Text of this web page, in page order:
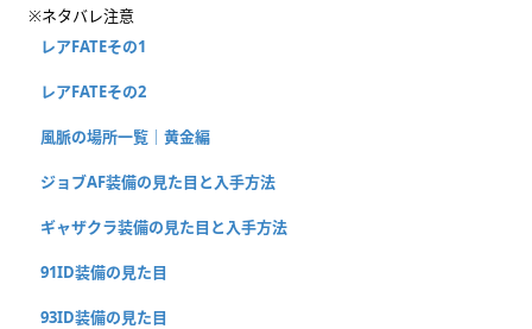
※ネタバレ注意
レアFATEその1
レアFATEその2
風脈の場所一覧｜黄金編
ジョブAF装備の見た目と入手方法
ギャザクラ装備の見た目と入手方法
91ID装備の見た目
93ID装備の見た目